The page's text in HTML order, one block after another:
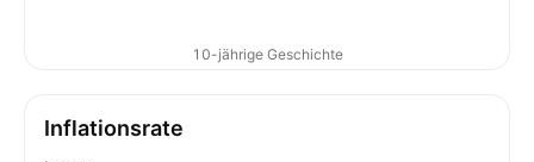
10-jährige Geschichte
Inflationsrate